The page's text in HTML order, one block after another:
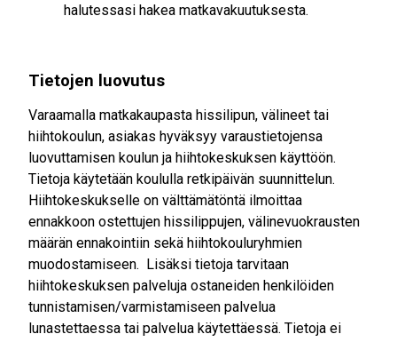
halutessasi hakea matkavakuutuksesta.
Tietojen luovutus
Varaamalla matkakaupasta hissilipun, välineet tai
hiihtokoulun, asiakas hyväksyy varaustietojensa
luovuttamisen koulun ja hiihtokeskuksen käyttöön.
Tietoja käytetään koululla retkipäivän suunnittelun.
Hiihtokeskukselle on välttämätöntä ilmoittaa
ennakkoon ostettujen hissilippujen, välinevuokrausten
määrän ennakointiin sekä hiihtokouluryhmien
muodostamiseen. Lisäksi tietoja tarvitaan
hiihtokeskuksen palveluja ostaneiden henkilöiden
tunnistamisen/varmistamiseen palvelua
lunastettaessa tai palvelua käytettäessä. Tietoja ei